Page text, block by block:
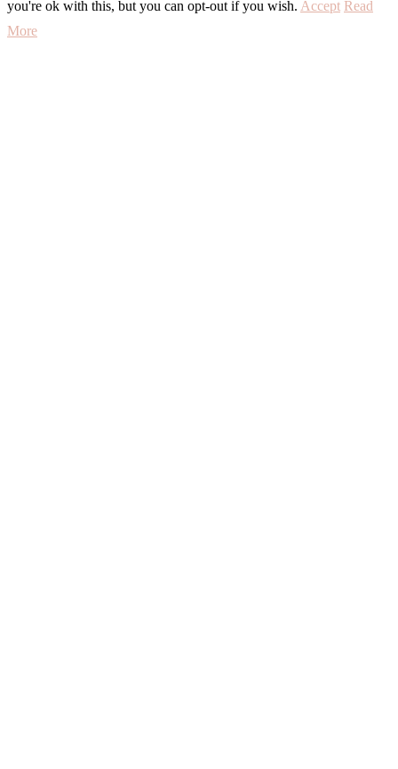
you're ok with this, but you can opt-out if you wish. Accept Read
More